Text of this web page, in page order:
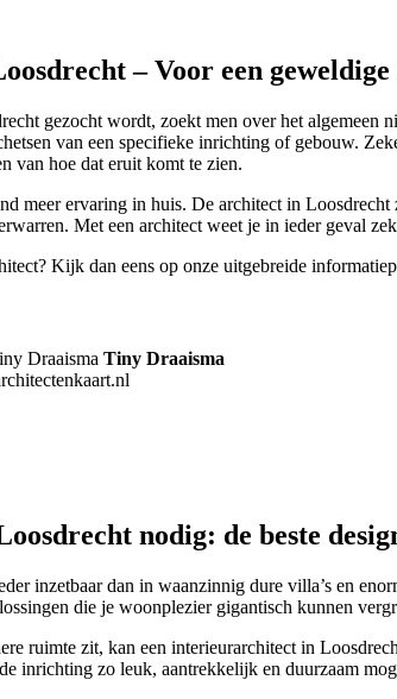
– Voor een
gezocht wordt, zoekt men over het
van een specifieke inrichting of gebouw.
van hoe dat eruit komt te zien.
meer ervaring in huis. De architect in
Met een architect weet je in ieder geval
Kijk dan eens op onze uitgebreide
Tiny Draaisma
nodig: de beste
inzetbaar dan in waanzinnig dure villa’s en
die je woonplezier gigantisch kunnen
ruimte zit, kan een interieurarchitect in
inrichting zo leuk, aantrekkelijk en duurzaam